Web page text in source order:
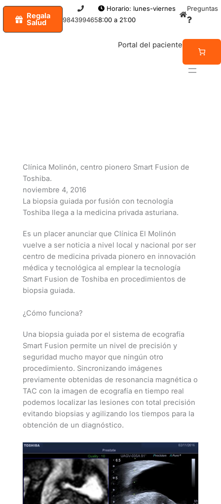
Ir
contenido
Regala
Salud 984399465
Horario: lunes-viernes
8:00 a 21:00
Preguntas
Portal del paciente
Clínica Molinón, centro pionero Smart Fusion de
Toshiba.
noviembre 4, 2016
La biopsia guiada por fusión con tecnología
Toshiba llega a la medicina privada asturiana.
Es un placer anunciar que Clínica El Molinón
vuelve a ser noticia a nivel local y nacional por ser
centro de medicina privada pionero en innovación
médica y tecnológica al emplear la tecnología
Smart Fusion de Toshiba en procedimientos de
biopsia guiada.
¿Cómo funciona?
Una biopsia guiada por el sistema de ecografía
Smart Fusion permite un nivel de precisión y
seguridad mucho mayor que ningún otro
procedimiento. Sincronizando imágenes
previamente obtenidas de resonancia magnética o
TAC con la imagen de ecografía en tiempo real
podemos localizar las lesiones con total precisión
evitando biopsias y agilizando los tiempos para la
obtención de un diagnóstico.